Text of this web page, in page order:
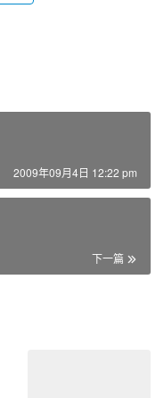
2009年09月4日 12:22 pm
下一篇